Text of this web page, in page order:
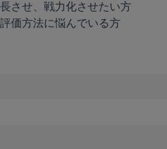
させ、戦力化させたい方
価方法に悩んでいる方